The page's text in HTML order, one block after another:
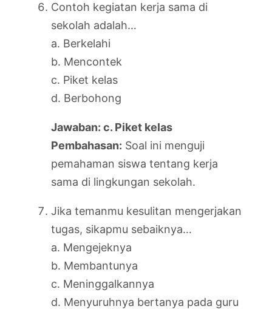
Contoh kegiatan kerja sama di
sekolah adalah…
a. Berkelahi
b. Mencontek
c. Piket kelas
d. Berbohong
Jawaban: c. Piket kelas
Pembahasan: Soal ini menguji
pemahaman siswa tentang kerja
sama di lingkungan sekolah.
Jika temanmu kesulitan mengerjakan
tugas, sikapmu sebaiknya…
a. Mengejeknya
b. Membantunya
c. Meninggalkannya
d. Menyuruhnya bertanya pada guru